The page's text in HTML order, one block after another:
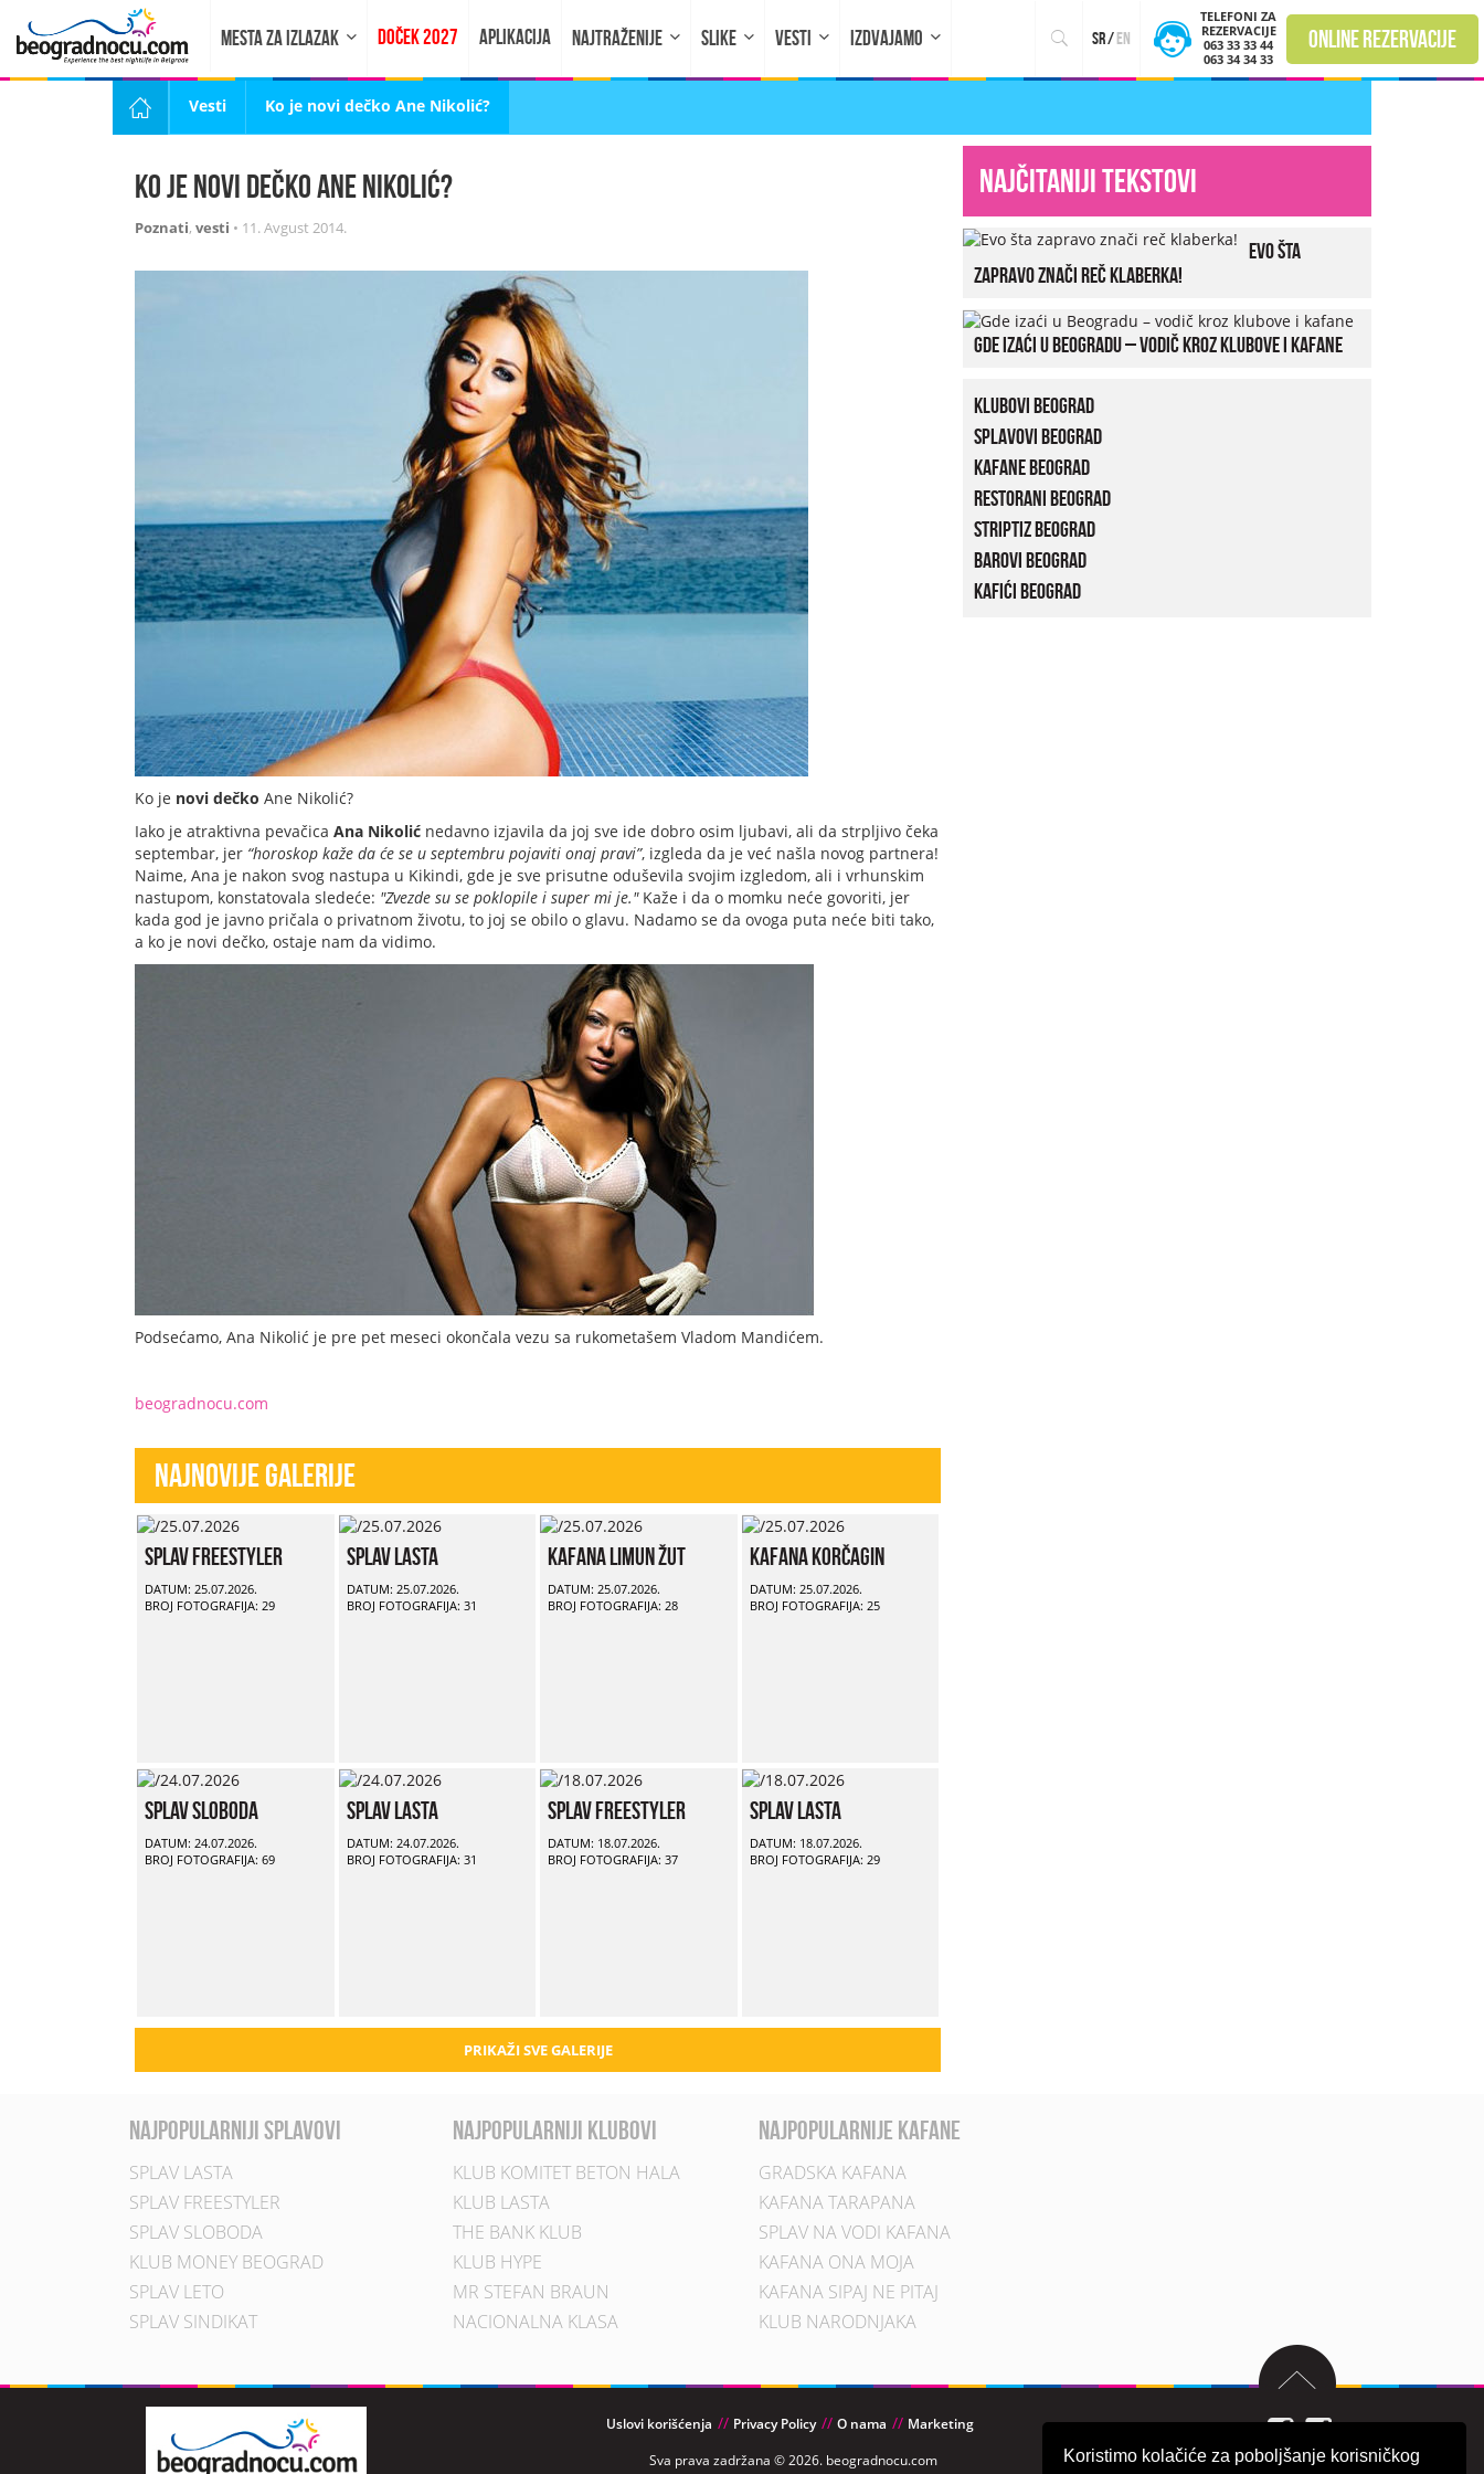
Koristimo kolačiće za poboljšanje korisničkog
MESTA ZA IZLAZAK DOČEK 2027 APLIKACIJA NAJTRAŽENIJE SLIKE VESTI IZDVAJAMO sr/en
TELEFONI ZA
REZERVACIJE
063 33 33 44
063 34 34 33
online rezervacije
Vesti Ko je novi dečko Ane Nikolić?
Ko je novi dečko Ane Nikolić?
Poznati, vesti • 11. Avgust 2014.
Ko je novi dečko Ane Nikolić?
Iako je atraktivna pevačica Ana Nikolić nedavno izjavila da joj sve ide dobro osim ljubavi, ali da strpljivo čeka
septembar, jer “horoskop kaže da će se u septembru pojaviti onaj pravi”, izgleda da je već našla novog partnera!
Naime, Ana je nakon svog nastupa u Kikindi, gde je sve prisutne oduševila svojim izgledom, ali i vrhunskim
nastupom, konstatovala sledeće: "Zvezde su se poklopile i super mi je."Kaže i da o momku neće govoriti, jer
kada god je javno pričala o privatnom životu, to joj se obilo o glavu. Nadamo se da ovoga puta neće biti tako,
a ko je novi dečko, ostaje nam da vidimo.
Podsećamo, Ana Nikolić je pre pet meseci okončala vezu sa rukometašem Vladom Mandićem.
beogradnocu.com
Najnovije Galerije
Splav Freestyler
DATUM: 25.07.2026.
BROJ FOTOGRAFIJA: 29
Splav Lasta
DATUM: 25.07.2026.
BROJ FOTOGRAFIJA: 31
Kafana Limun Žut
DATUM: 25.07.2026.
BROJ FOTOGRAFIJA: 28
Kafana Korčagin
DATUM: 25.07.2026.
BROJ FOTOGRAFIJA: 25
Splav Sloboda
DATUM: 24.07.2026.
BROJ FOTOGRAFIJA: 69
Splav Lasta
DATUM: 24.07.2026.
BROJ FOTOGRAFIJA: 31
Splav Freestyler
DATUM: 18.07.2026.
BROJ FOTOGRAFIJA: 37
Splav Lasta
DATUM: 18.07.2026.
BROJ FOTOGRAFIJA: 29
PRIKAŽI SVE GALERIJE
Najčitaniji tekstovi
Evo šta
zapravo znači reč klaberka!
Gde izaći u Beogradu – vodič kroz klubove i kafane
Klubovi Beograd
Splavovi Beograd
Kafane Beograd
Restorani Beograd
Striptiz Beograd
Barovi Beograd
Kafići Beograd
najpopularniji splavovi
SPLAV LASTA
SPLAV FREESTYLER
SPLAV SLOBODA
KLUB MONEY BEOGRAD
SPLAV LETO
SPLAV SINDIKAT
najpopularniji klubovi
KLUB KOMITET BETON HALA
KLUB LASTA
THE BANK KLUB
KLUB HYPE
MR STEFAN BRAUN
NACIONALNA KLASA
najpopularnije kafane
GRADSKA KAFANA
KAFANA TARAPANA
SPLAV NA VODI KAFANA
KAFANA ONA MOJA
KAFANA SIPAJ NE PITAJ
KLUB NARODNJAKA
Uslovi korišćenja Privacy Policy O nama
Marketing
Sva prava zadržana © 2026. beogradnocu.com